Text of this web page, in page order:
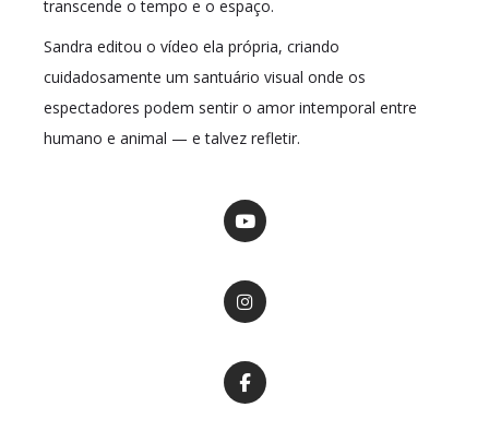
transcende o tempo e o espaço.
Sandra editou o vídeo ela própria, criando
cuidadosamente um santuário visual onde os
espectadores podem sentir o amor intemporal entre
humano e animal — e talvez refletir.